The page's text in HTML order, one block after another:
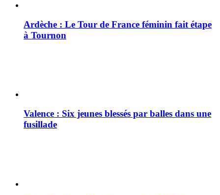
Ardèche : Le Tour de France féminin fait étape
à Tournon
Valence : Six jeunes blessés par balles dans une
fusillade